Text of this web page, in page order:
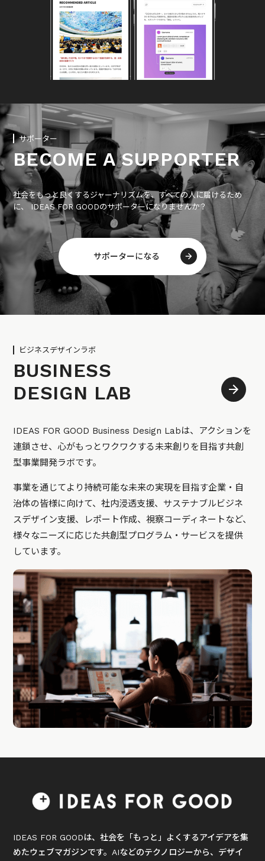
サポーター
BECOME A SUPPORTER
社会をもっと良くするジャーナリズムを、すべての人に届けるため
に、 IDEAS FOR GOODのサポーターになりませんか？
サポーターになる
ビジネスデザインラボ
BUSINESS
DESIGN LAB
IDEAS FOR GOOD Business Design Labは、アクションを
連鎖させ、心がもっとワクワクする未来創りを目指す共創
型事業開発ラボです。
事業を通じてより持続可能な未来の実現を目指す企業・自
治体の皆様に向けて、社内浸透支援、サステナブルビジネ
スデザイン支援、レポート作成、視察コーディネートなど、
様々なニーズに応じた共創型プログラム・サービスを提供
しています。
IDEAS FOR GOODは、社会を「もっと」よくするアイデアを集
めたウェブマガジンです。AIなどのテクノロジーから、デザイ